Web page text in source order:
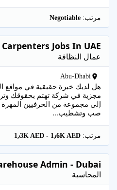
مرتب:
Jobs In UAE
عمال النظافة
Abu-Dhabi
هل لديك خبرة حقيقية في مواقع
مجزية في شركة تهتم بحقوقك
إلى مجموعة من الحرفيين
صب وتشطيب...
مرتب:
Admin - Dubai
المحاسبة